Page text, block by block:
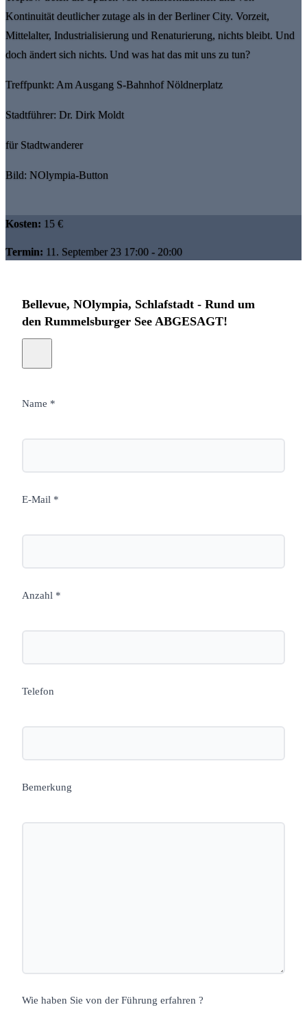
Kontinuität deutlicher zutage als in der Berliner City. Vorzeit,
Mittelalter, Industrialisierung und Renaturierung, nichts bleibt. Und
doch ändert sich nichts. Und was hat das mit uns zu tun?
Treffpunkt: Am Ausgang S-Bahnhof Nöldnerplatz
Stadtführer: Dr. Dirk Moldt
für Stadtwanderer
Bild: NOlympia-Button
Kosten: 15 €
Termin: 11. September 23 17:00 - 20:00
Bellevue, NOlympia, Schlafstadt - Rund um
den Rummelsburger See ABGESAGT!
Name *
E-Mail *
Anzahl *
Telefon
Bemerkung
Wie haben Sie von der Führung erfahren ?